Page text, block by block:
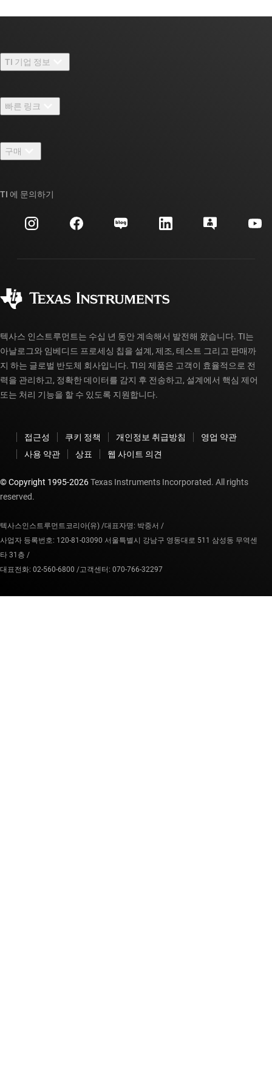
TI 기업 정보
채용
뉴스룸
이벤트
투자 관계
빠른 링크
TI E2E™ 설계 지원 포럼
대체품 검색
고객 지원 센터
myTI 계정 FAQ
구매
주문 FAQ
TI 에 문의하기
텍사스 인스트루먼트는 수십 년 동안 계속해서 발전해 왔습니다. TI는
아날로그와 임베디드 프로세싱 칩을 설계, 제조, 테스트 그리고 판매까
지 하는 글로벌 반도체 회사입니다. TI의 제품은 고객이 효율적으로 전
력을 관리하고, 정확한 데이터를 감지 후 전송하고, 설계에서 핵심 제어
또는 처리 기능을 할 수 있도록 지원합니다.
접근성 쿠키 정책 개인정보 취급방침
영업 약관
사용 약관
상표 웹 사이트 의견
© Copyright 1995-2026Texas Instruments Incorporated. All rights
reserved.
텍사스인스트루먼트코리아(유) /대표자명: 박중서 /
사업자 등록번호: 120-81-03090 서울특별시 강남구 영동대로 511 삼성동 무역센
타 31층 /
대표전화: 02-560-6800 /고객센터: 070-766-32297